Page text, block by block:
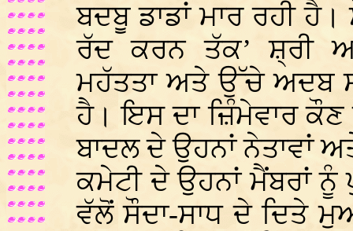
ਬਦਬੂ ਡਾਡਾਂ ਮਾਰ ਰਹੀ
ਰੱਦ ਕਰਨ ਤੱਕ’ ਸ਼੍ਰੀ
ਮਹੱਤਤਾ ਅਤੇ ਉੱਚੇ ਅਦਬ
ਹੈ। ਇਸ ਦਾ ਜ਼ਿੰਮੇਵਾਰ ਕੌਣ
ਬਾਦਲ ਦੇ ਉਹਨਾਂ ਨੇਤਾਵਾਂ
ਕਮੇਟੀ ਦੇ ਉਹਨਾਂ ਮੈਂਬਰਾਂ ਨੂੰ
ਵੱਲੋਂ ਸੌਦਾ-ਸਾਧ ਦੇ ਦਿਤੇ